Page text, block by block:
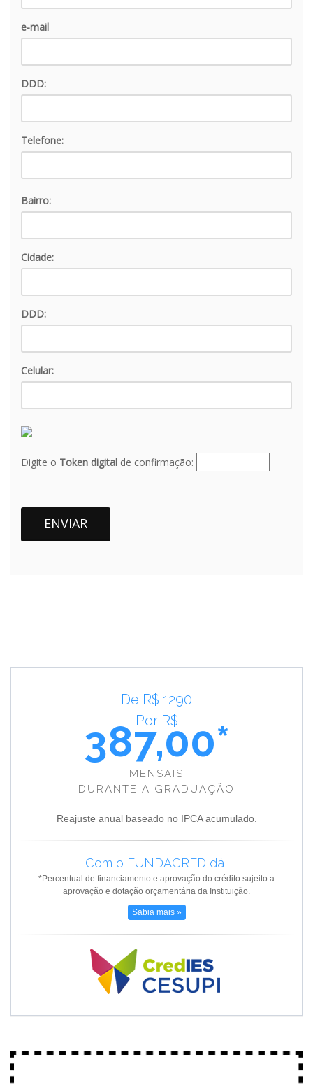
e-mail
DDD:
Telefone:
Bairro:
Cidade:
DDD:
Celular:
Digite o Token digital de confirmação:
ENVIAR
De R$ 1290
Por R$
387,00*
MENSAIS
DURANTE A GRADUAÇÃO
Reajuste anual baseado no IPCA acumulado.
Com o FUNDACRED dá!
*Percentual de financiamento e aprovação do crédito sujeito a
aprovação e dotação orçamentária da Instituição.
Sabia mais »